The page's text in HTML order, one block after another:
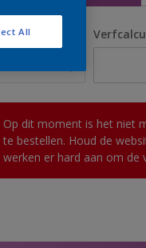
Op dit moment is het niet
te bestellen. Houd de
werken er hard aan om de
All